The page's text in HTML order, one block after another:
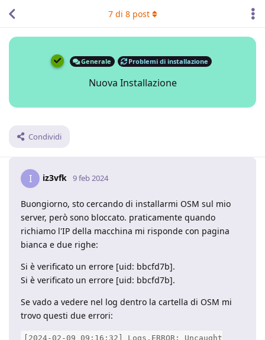
Generale Problemi di installazione
Nuova Installazione
Condividi
7di 8post
I iz3vfk 9 feb 2024
Buongiorno, sto cercando di installarmi OSM sul mio
server, però sono bloccato. praticamente quando
richiamo l'IP della macchina mi risponde con pagina
bianca e due righe:
Si è verificato un errore [uid: bbcfd7b].
Si è verificato un errore [uid: bbcfd7b].
Se vado a vedere nel log dentro la cartella di OSM mi
trovo questi due errori:
[2024-02-09 09:16:32] Logs.ERROR: Uncaught